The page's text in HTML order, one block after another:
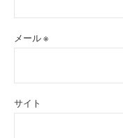
メール※
サイト